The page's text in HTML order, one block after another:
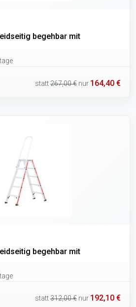
begehbar mit
statt267,00 € nur 164,40 €
begehbar mit
statt312,00 € nur 192,10 €